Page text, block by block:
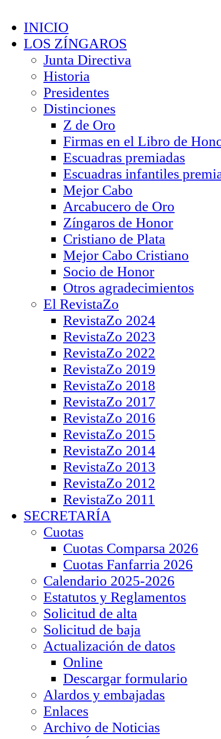
INICIO
LOS ZÍNGAROS
Junta Directiva
Historia
Presidentes
Distinciones
Z de Oro
Firmas en el Libro de
Escuadras premiadas
Escuadras infantiles
Mejor Cabo
Arcabucero de Oro
Zíngaros de Honor
Cristiano de Plata
Mejor Cabo Cristiano
Socio de Honor
Otros agradecimientos
El RevistaZo
RevistaZo 2024
RevistaZo 2023
RevistaZo 2022
RevistaZo 2019
RevistaZo 2018
RevistaZo 2017
RevistaZo 2016
RevistaZo 2015
RevistaZo 2014
RevistaZo 2013
RevistaZo 2012
RevistaZo 2011
SECRETARÍA
Cuotas
Cuotas Comparsa 2026
Cuotas Fanfarria 2026
Calendario 2025-2026
Estatutos y Reglamentos
Solicitud de alta
Solicitud de baja
Actualización de datos
Online
Descargar formulario
Alardos y embajadas
Enlaces
Archivo de Noticias